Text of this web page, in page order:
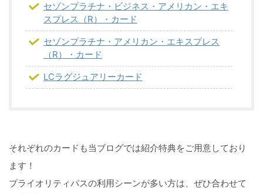
セゾンプラチナ・ビジネス・アメリカン・エキ
スプレス（R）・カード
セゾンプラチナ・アメリカン・エキスプレス
（R）・カード
LCラグジュアリーカード
それぞれのカードも当ブログでは紹介特典をご用意しており
ます！
プライオリティパスの利用シーンが多い方は、ぜひ合わせて